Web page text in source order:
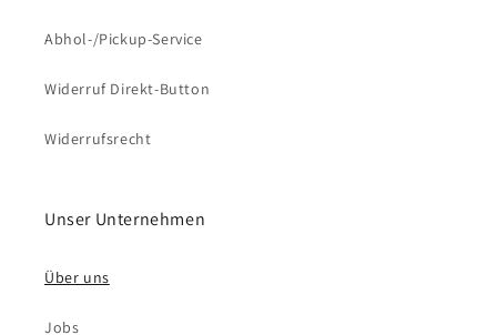
Abhol-/Pickup-Service
Widerruf Direkt-Button
Widerrufsrecht
Unser Unternehmen
Über uns
Jobs